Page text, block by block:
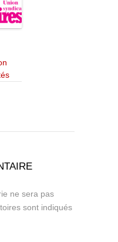
ne sera pas
sont indiqués